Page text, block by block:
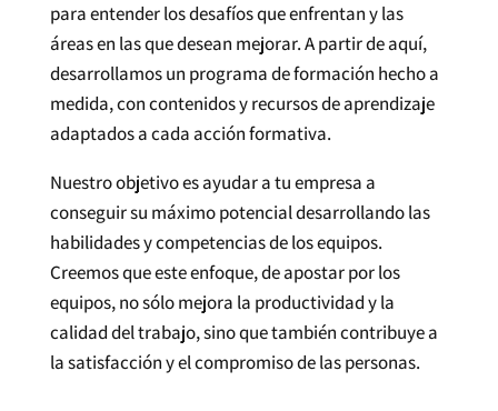
para entender los desafíos que enfrentan y las
áreas en las que desean mejorar. A partir de aquí,
desarrollamos un programa de formación hecho a
medida, con contenidos y recursos de aprendizaje
adaptados a cada acción formativa.
Nuestro objetivo es ayudar a tu empresa a
conseguir su máximo potencial desarrollando las
habilidades y competencias de los equipos.
Creemos que este enfoque, de apostar por los
equipos, no sólo mejora la productividad y la
calidad del trabajo, sino que también contribuye a
la satisfacción y el compromiso de las personas.